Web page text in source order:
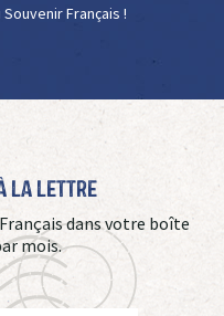
Français !
La Lettre
dans votre boîte
mois.